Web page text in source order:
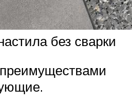
без сварки